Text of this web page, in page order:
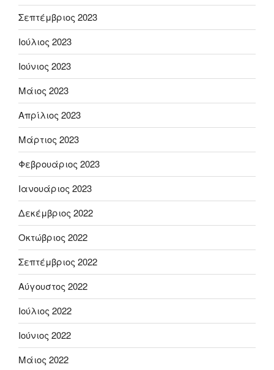
Σεπτέμβριος 2023
Ιούλιος 2023
Ιούνιος 2023
Μάιος 2023
Απρίλιος 2023
Μάρτιος 2023
Φεβρουάριος 2023
Ιανουάριος 2023
Δεκέμβριος 2022
Οκτώβριος 2022
Σεπτέμβριος 2022
Αύγουστος 2022
Ιούλιος 2022
Ιούνιος 2022
Μάιος 2022